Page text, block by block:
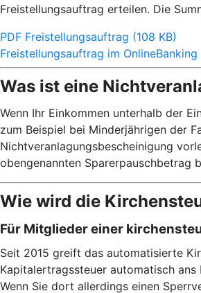
Freistellungsauftrag erteilen. Die
PDF Freistellungsauftrag (108 KB)
Freistellungsauftrag im OnlineBanking
Was ist eine
Wenn Ihr Einkommen unterhalb der
zum Beispiel bei Minderjährigen der
Nichtveranlagungsbescheinigung
obengenannten Sparerpauschbetrag
Wie wird die
Für Mitglieder einer
Seit 2015 greift das automatisierte
Kapitalertragssteuer automatisch
Wenn Sie dort allerdings einen